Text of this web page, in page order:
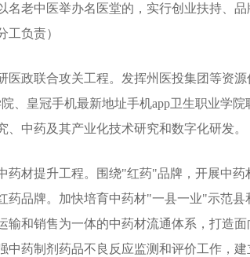
名老中医举办名医堂的，实行创业扶持、
工负责）
医政联合攻关工程。发挥州医投集团等资
、皇冠手机最新地址手机app卫生职业学
、中药及其产业化技术研究和数字化研发
药材提升工程。围绕"红药"品牌，开展中
药品牌。加快培育中药材"一县一业"示范
输和销售为一体的中药材流通体系，打造
中药制剂药品不良反应监测和评价工作，